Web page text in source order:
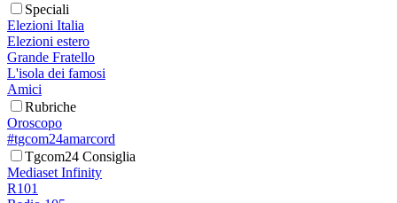
Speciali
Elezioni Italia
Elezioni estero
Grande Fratello
L'isola dei famosi
Amici
Rubriche
Oroscopo
#tgcom24amarcord
Tgcom24 Consiglia
Mediaset Infinity
R101